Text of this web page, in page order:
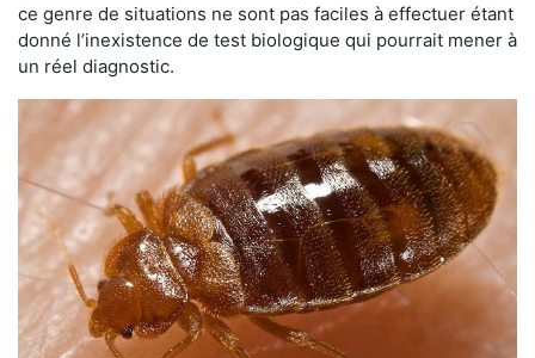
ce genre de situations ne sont pas faciles à effectuer étant
donné l’inexistence de test biologique qui pourrait mener à
un réel diagnostic.